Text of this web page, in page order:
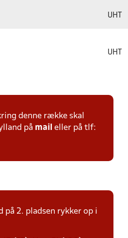
UHT
UHT
denne række skal
på mail eller på tlf:
på 2. pladsen rykker op i